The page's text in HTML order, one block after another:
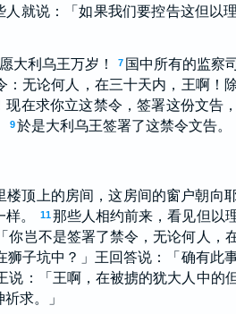
人就说：「如果我们要控告这但
大利乌王万岁！ 7 国中所有的监察
无论何人，在三十天内，王啊！
现在求你立这禁令，签署这份文告
9 於是大利乌王签署了这禁令文告。
顶上的房间，这房间的窗户朝向
。
11 那些人相约前来，看见但
岂不是签署了禁令，无论何人，
子坑中？」王回答说：「确有此
说：「王啊，在被掳的犹大人中的
求。」